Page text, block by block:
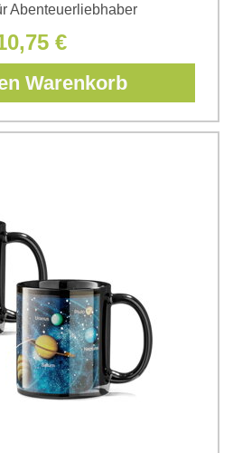
Abenteuerliebhaber
€
Warenkorb